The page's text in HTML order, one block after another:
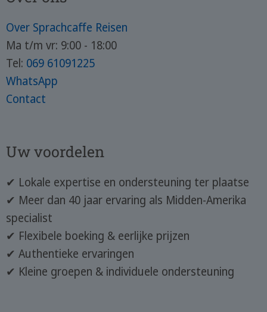
Over Sprachcaffe Reisen
Ma t/m vr: 9:00 - 18:00
Tel: 069 61091225
WhatsApp
Contact
Uw voordelen
✔ Lokale expertise en ondersteuning ter plaatse
✔ Meer dan 40 jaar ervaring als Midden-Amerika
specialist
✔ Flexibele boeking & eerlijke prijzen
✔ Authentieke ervaringen
✔ Kleine groepen & individuele ondersteuning